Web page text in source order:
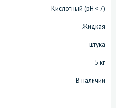
Кислотный (pH < 7)
Жидкая
штука
5 кг
В наличии